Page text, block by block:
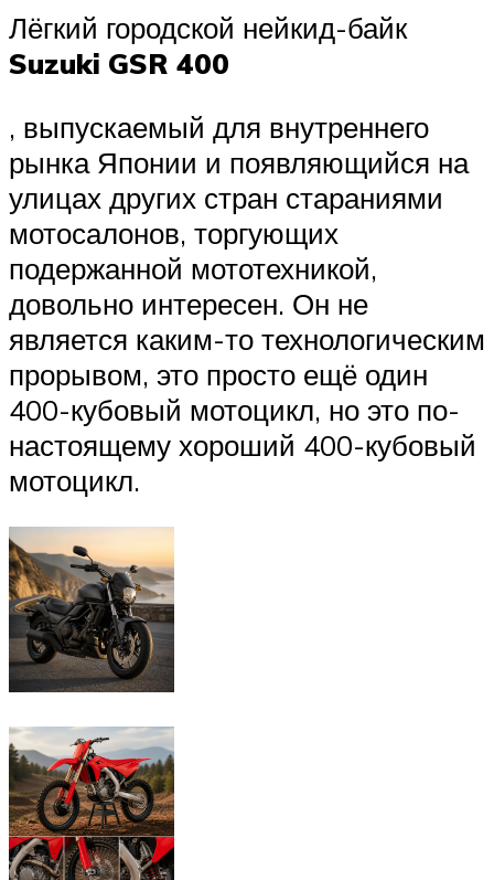
Лёгкий городской нейкид-байк
Suzuki GSR 400
, выпускаемый для внутреннего
рынка Японии и появляющийся на
улицах других стран стараниями
мотосалонов, торгующих
подержанной мототехникой,
довольно интересен. Он не
является каким-то технологическим
прорывом, это просто ещё один
400-кубовый мотоцикл, но это по-
настоящему хороший 400-кубовый
мотоцикл.